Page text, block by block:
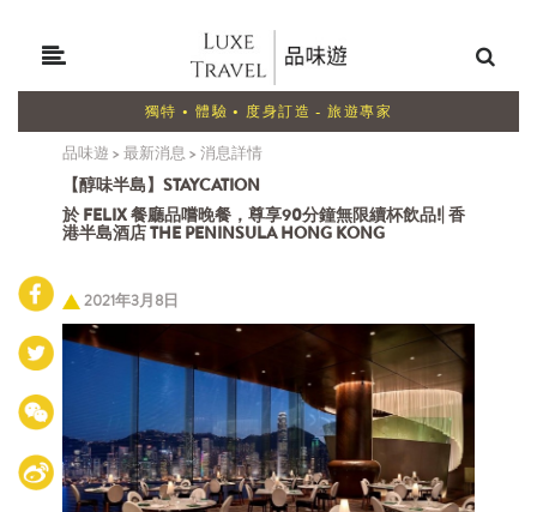
獨特 • 體驗 • 度身訂造 - 旅遊專家
品味遊 >最新消息 >消息詳情
【醇味半島】STAYCATION
於 FELIX 餐廳品嚐晚餐，尊享90分鐘無限續杯飲品!| 香
港半島酒店 THE PENINSULA HONG KONG
2021年3月8日